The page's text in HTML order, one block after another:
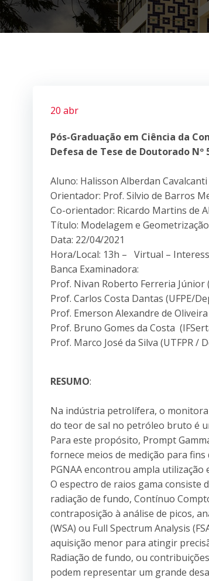
20 abr
Pós-Graduação em Ciência da
Defesa de Tese de Doutorado Nº
Aluno: Halisson Alberdan
Orientador: Prof. Silvio de Barros
Co-orientador: Ricardo Martins de
Título: Modelagem e Geometrização
Data: 22/04/2021
Hora/Local: 13h – Virtual –
Banca Examinadora:
Prof. Nivan Roberto Ferreria Júnior
Prof. Carlos Costa Dantas (UFPE/
Prof. Emerson Alexandre de
Prof. Bruno Gomes da Costa
Prof. Marco José da Silva (UTFPR /
RESUMO:
Na indústria petrolífera, o
do teor de sal no petróleo bruto é
Para este propósito, Prompt
fornece meios de medição para
PGNAA encontrou ampla
O espectro de raios gama consiste
radiação de fundo, Contínuo
contraposição à análise de picos,
(WSA) ou Full Spectrum Analysis
aquisição menor para atingir
Radiação de fundo, ou
podem representar um grande